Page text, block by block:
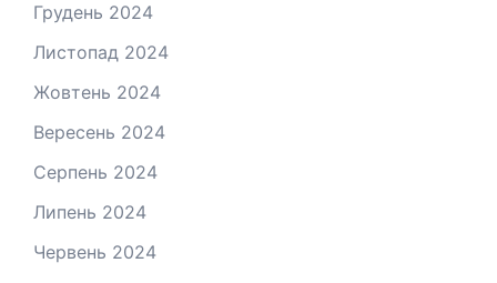
Грудень 2024
Листопад 2024
Жовтень 2024
Вересень 2024
Серпень 2024
Липень 2024
Червень 2024